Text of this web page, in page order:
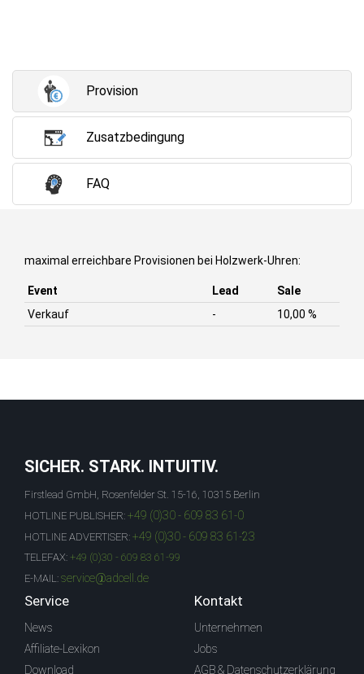
Provision
Zusatzbedingung
FAQ
maximal erreichbare Provisionen bei Holzwerk-Uhren:
Event Lead
Sale
Verkauf
- 10,00 %
SICHER. STARK. INTUITIV.
Firstlead GmbH, Rosenfelder St. 15-16, 10315 Berlin
HOTLINE PUBLISHER: +49 (0)30 - 609 83 61-0
HOTLINE ADVERTISER: +49 (0)30 - 609 83 61-23
TELEFAX: +49 (0)30 - 609 83 61-99
E-MAIL: service@adcell.de
Service
News
Affiliate-Lexikon
Download
Kontakt
Unternehmen
Jobs
AGB & Datenschutzerklärung